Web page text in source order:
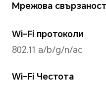
Поддържа
*
може да